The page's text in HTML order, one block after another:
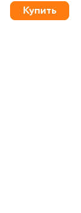
Купить